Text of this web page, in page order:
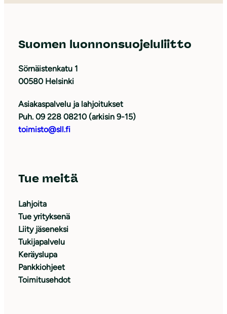
Suomen luonnonsuojeluliitto
Sörnäistenkatu 1
00580 Helsinki
Asiakaspalvelu ja lahjoitukset
Puh. 09 228 08210 (arkisin 9-15)
toimisto@sll.fi
Tue meitä
Lahjoita
Tue yrityksenä
Liity jäseneksi
Tukijapalvelu
Keräyslupa
Pankkiohjeet
Toimitusehdot